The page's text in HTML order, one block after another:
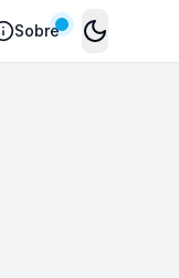
Sobre
Toggle